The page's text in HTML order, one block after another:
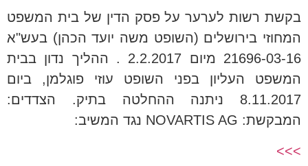
בקשת רשות לערער על פסק הדין של בית המשפט
המחוזי בירושלים (השופט משה יועד הכהן) בעש"א
21696-03-16 מיום 2.2.2017 . ההליך נדון בבית
המשפט העליון בפני השופט עוזי פוגלמן, ביום
8.11.2017 ניתנה ההחלטה בתיק. הצדדים:
המבקשת: NOVARTIS AG נגד המשיב:
>>>